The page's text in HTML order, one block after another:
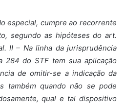
especial, cumpre ao recorrente
segundo as hipóteses do art.
II – Na linha da jurisprudência
284 do STF tem sua aplicação
de omitir-se a indicação da
também quando não se pode
qual e tal dispositivo